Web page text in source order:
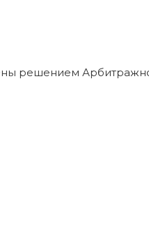
решением